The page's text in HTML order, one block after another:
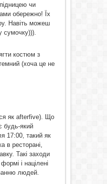
чи
обережно! Їх
Навіть можеш
сумочку))).
костюм з
(хоча це не
як afterfive). Що
будь-який
17:00, такий як
в ресторані,
Такі заходи
і націлені
людей.